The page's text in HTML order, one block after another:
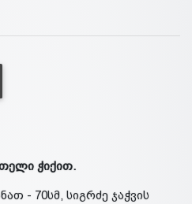
ჭიქით.
- 70სმ, სიგრძე ჯაჭვის